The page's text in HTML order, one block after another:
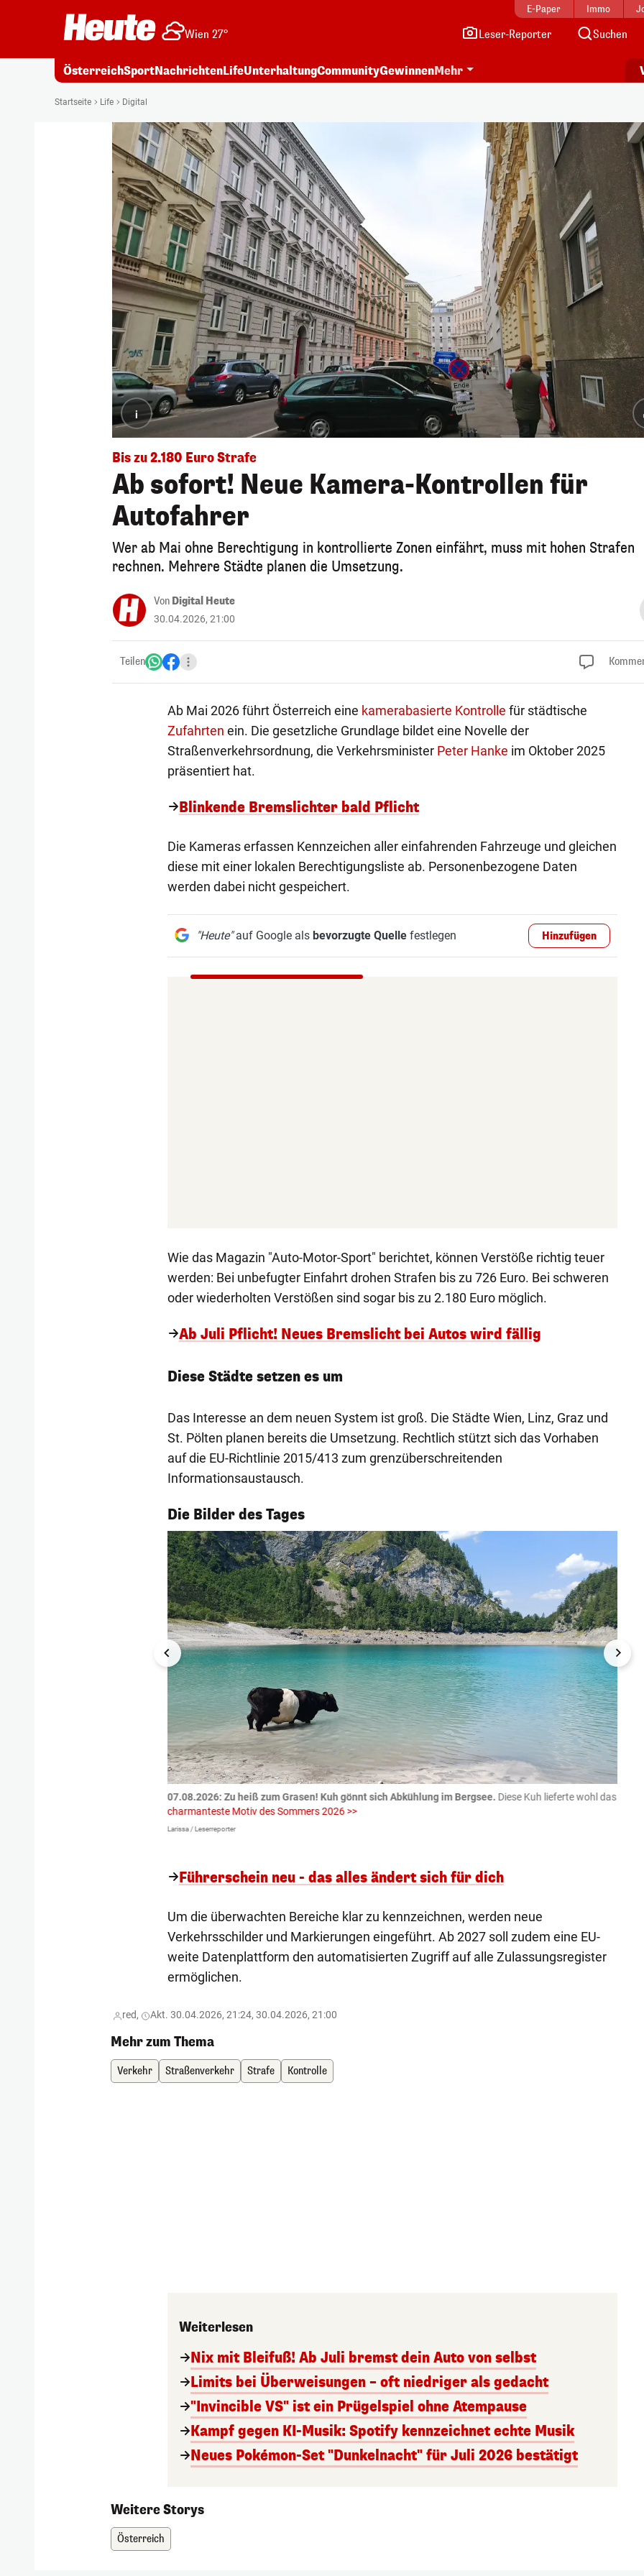
E-Paper Immo
Wien 27° Leser-Reporter Suchen
ÖsterreichSportNachrichtenLifeUnterhaltungCommunityGewinnenMehr
Startseite Life Digital
i
Bis zu 2.180 Euro Strafe
Ab sofort! Neue Kamera-Kontrollen für
Autofahrer
Wer ab Mai ohne Berechtigung in kontrollierte Zonen einfährt, muss mit hohen Strafen
rechnen. Mehrere Städte planen die Umsetzung.
Von Digital Heute
30.04.2026, 21:00
Teilen
Ab Mai 2026 führt Österreich eine kamerabasierte Kontrolle für städtische
Zufahrten ein. Die gesetzliche Grundlage bildet eine Novelle der
Straßenverkehrsordnung, die Verkehrsminister Peter Hanke im Oktober 2025
präsentiert hat.
Blinkende Bremslichter bald Pflicht
Die Kameras erfassen Kennzeichen aller einfahrenden Fahrzeuge und gleichen
diese mit einer lokalen Berechtigungsliste ab. Personenbezogene Daten
werden dabei nicht gespeichert.
"Heute"auf Google als bevorzugte Quellefestlegen Hinzufügen
Wie das Magazin "Auto-Motor-Sport" berichtet, können Verstöße richtig teuer
werden: Bei unbefugter Einfahrt drohen Strafen bis zu 726 Euro. Bei schweren
oder wiederholten Verstößen sind sogar bis zu 2.180 Euro möglich.
Ab Juli Pflicht! Neues Bremslicht bei Autos wird fällig
Diese Städte setzen es um
Das Interesse an dem neuen System ist groß. Die Städte Wien, Linz, Graz und
St. Pölten planen bereits die Umsetzung. Rechtlich stützt sich das Vorhaben
auf die EU-Richtlinie 2015/413 zum grenzüberschreitenden
Informationsaustausch.
Die Bilder des Tages
1/55
07.08.2026: Zu heiß zum Grasen! Kuh gönnt sich Abkühlung im Bergsee. Diese Kuh lieferte wohl das
charmanteste Motiv des Sommers 2026 >>
Larissa / Leserreporter
Führerschein neu - das alles ändert sich für dich
Um die überwachten Bereiche klar zu kennzeichnen, werden neue
Verkehrsschilder und Markierungen eingeführt. Ab 2027 soll zudem eine EU-
weite Datenplattform den automatisierten Zugriff auf alle Zulassungsregister
ermöglichen.
red, Akt. 30.04.2026, 21:24, 30.04.2026, 21:00
Mehr zum Thema
Verkehr Straßenverkehr Strafe Kontrolle
Weiterlesen
Nix mit Bleifuß! Ab Juli bremst dein Auto von selbst
Limits bei Überweisungen – oft niedriger als gedacht
"Invincible VS" ist ein Prügelspiel ohne Atempause
Kampf gegen KI-Musik: Spotify kennzeichnet echte Musik
Neues Pokémon-Set "Dunkelnacht" für Juli 2026 bestätigt
Weitere Storys
Österreich